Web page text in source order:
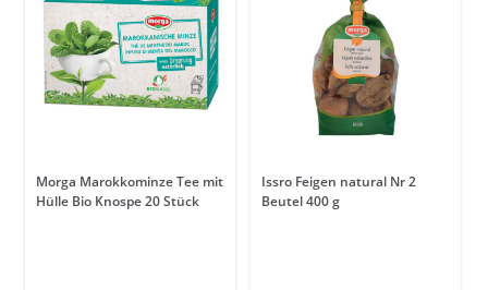
Morga Marokkominze Tee mit
Hülle Bio Knospe 20 Stück
Issro Feigen natural Nr 2
Beutel 400 g